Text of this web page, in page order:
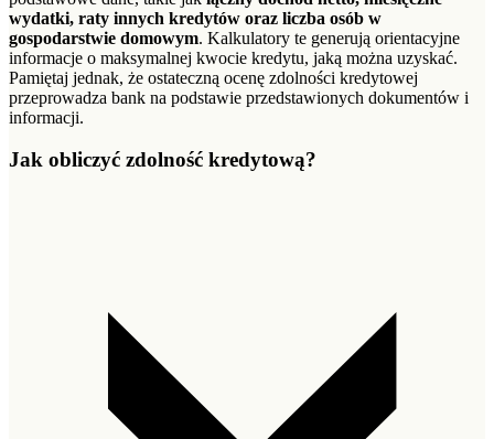
wydatki, raty innych kredytów oraz liczba osób w
gospodarstwie domowym. Kalkulatory te generują orientacyjne
informacje o maksymalnej kwocie kredytu, jaką można uzyskać.
Pamiętaj jednak, że ostateczną ocenę zdolności kredytowej
przeprowadza bank na podstawie przedstawionych dokumentów i
informacji.
Jak obliczyć zdolność kredytową?